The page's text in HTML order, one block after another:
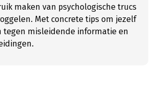
maken van psychologische trucs
Met concrete tips om jezelf
tegen misleidende informatie en